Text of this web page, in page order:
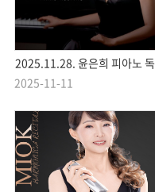
2025.11.28. 윤은희 피아노 독주회
2025-11-11